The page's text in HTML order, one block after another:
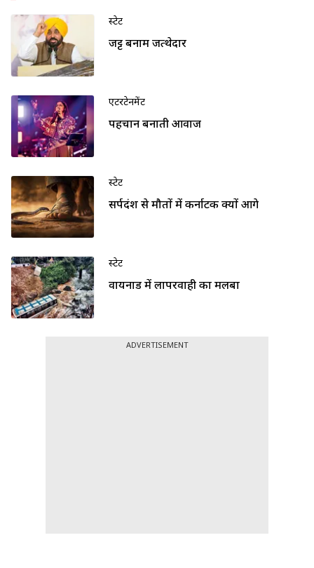
स्टेट
जट्ट बनाम जत्थेदार
एंटरटेनमेंट
पहचान बनाती आवाज
स्टेट
सर्पदंश से मौतों में कर्नाटक क्यों आगे
स्टेट
वायनाड में लापरवाही का मलबा
ADVERTISEMENT